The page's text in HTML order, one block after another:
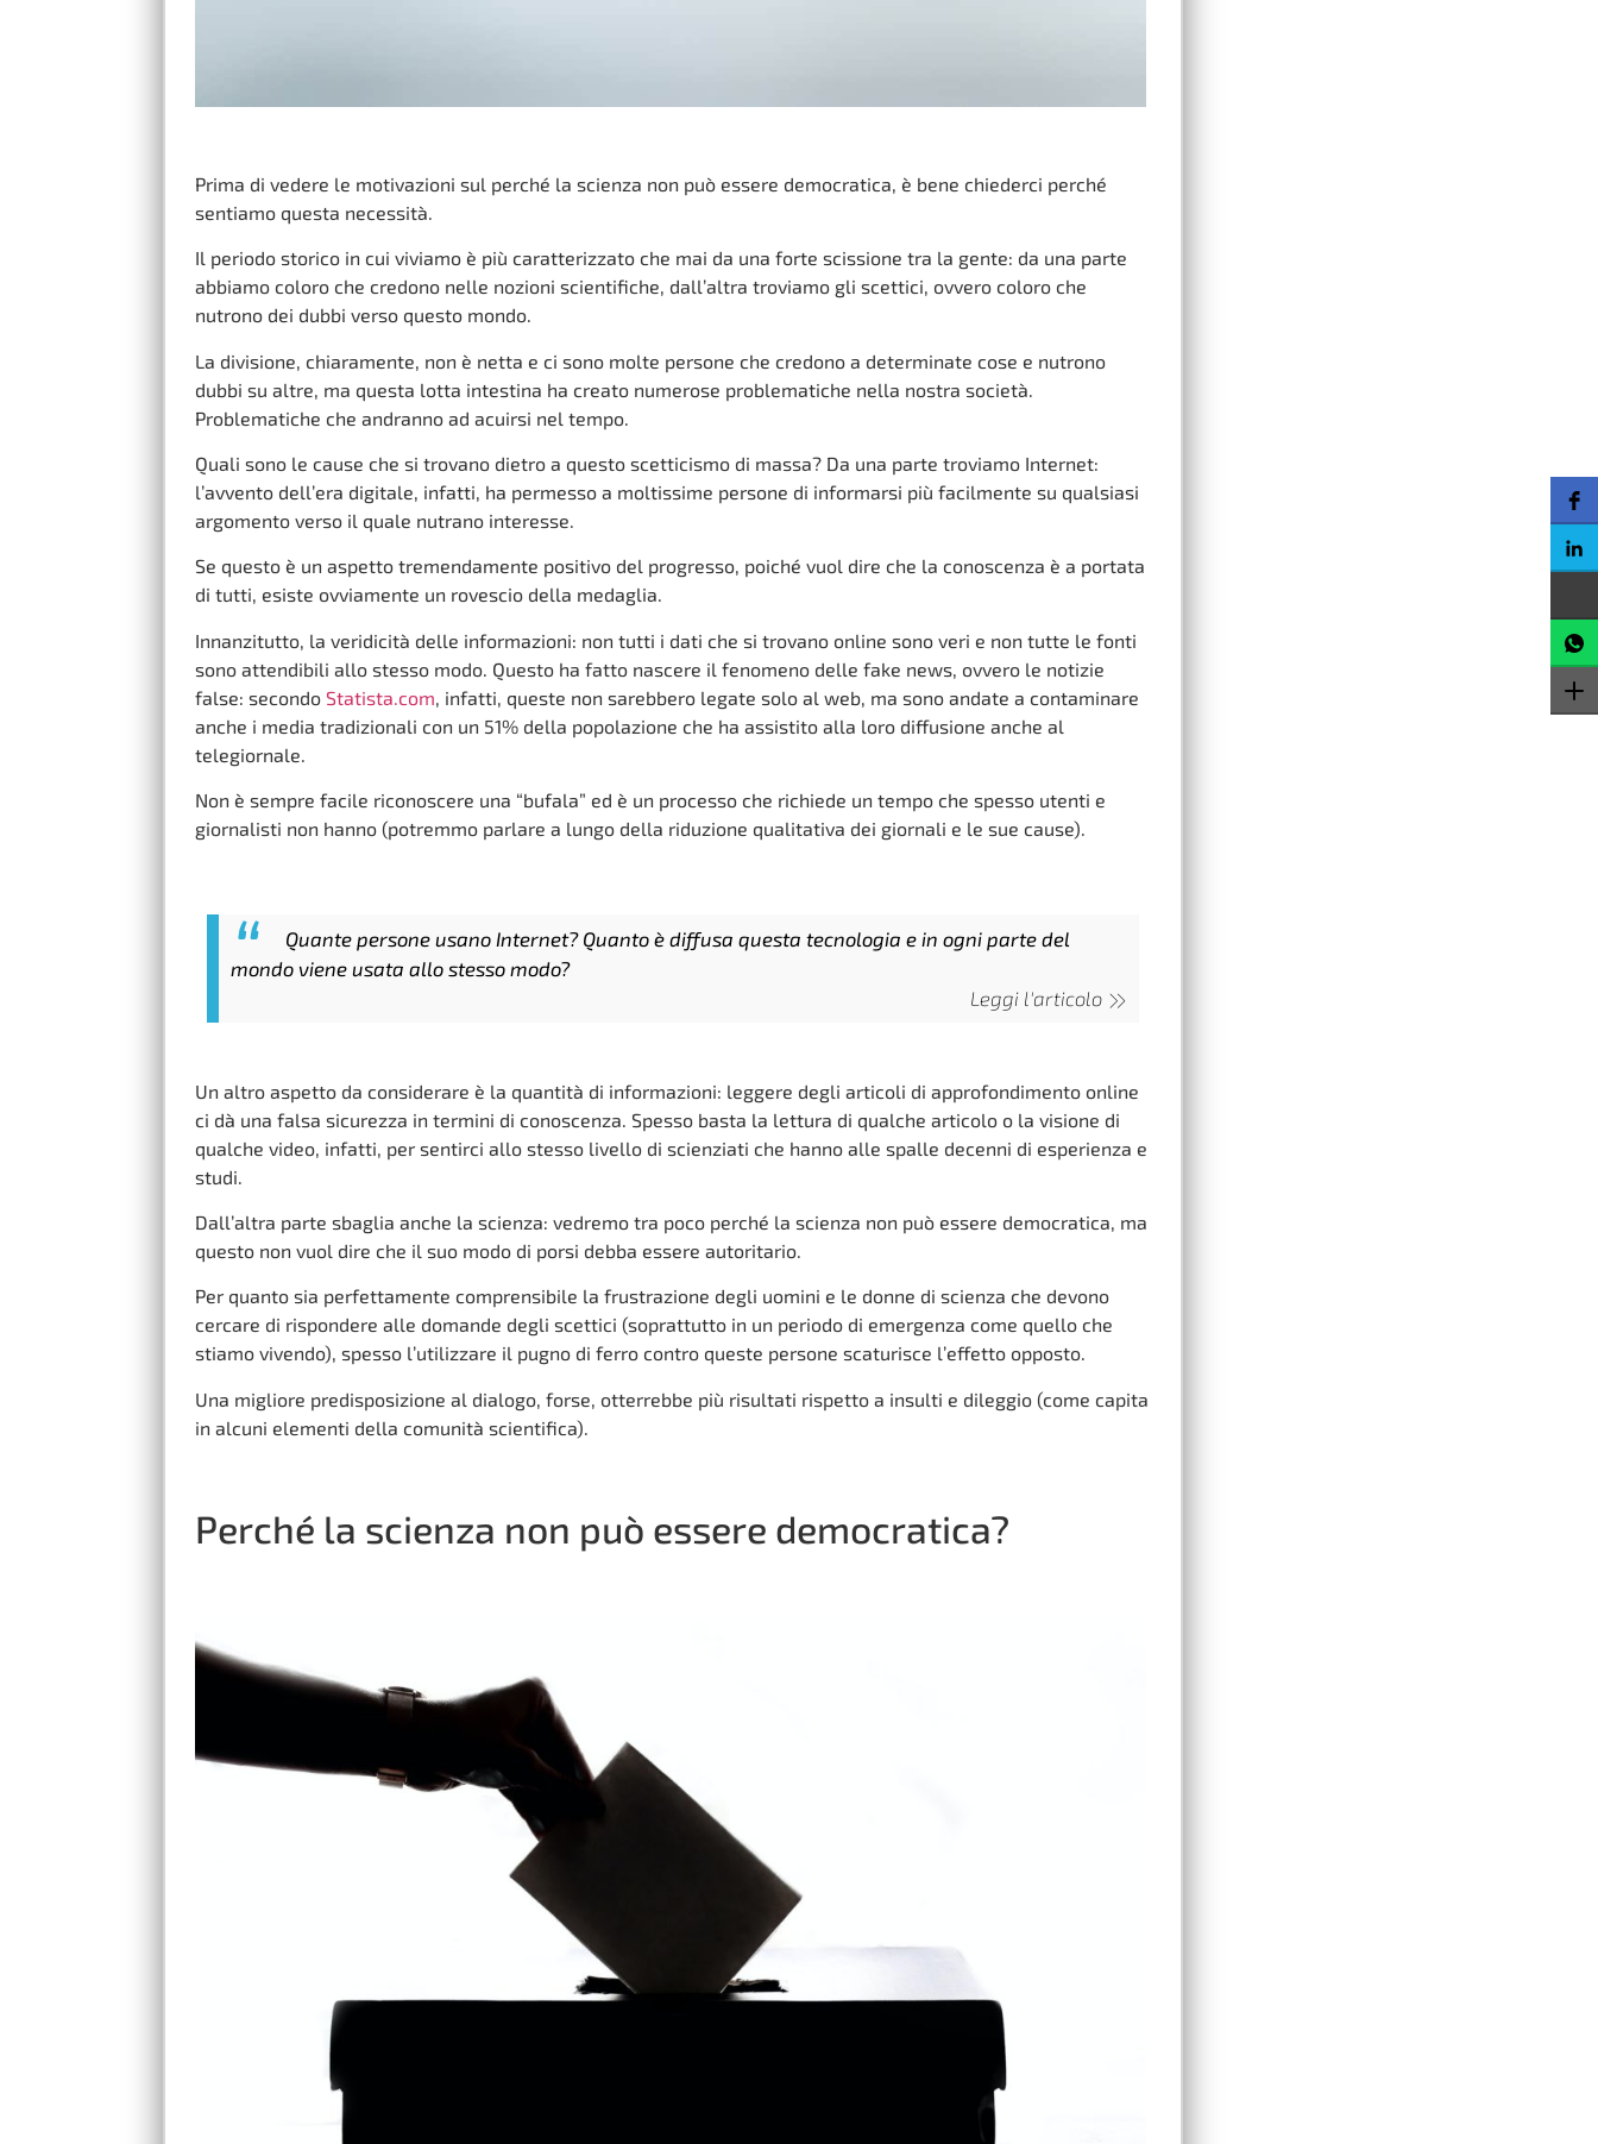
Prima di vedere le motivazioni sul perché la scienza non può essere democratica, è bene chiederci perché
sentiamo questa necessità.
Il periodo storico in cui viviamo è più caratterizzato che mai da una forte scissione tra la gente: da una parte
abbiamo coloro che credono nelle nozioni scientifiche, dall’altra troviamo gli scettici, ovvero coloro che
nutrono dei dubbi verso questo mondo.
La divisione, chiaramente, non è netta e ci sono molte persone che credono a determinate cose e nutrono
dubbi su altre, ma questa lotta intestina ha creato numerose problematiche nella nostra società.
Problematiche che andranno ad acuirsi nel tempo.
Quali sono le cause che si trovano dietro a questo scetticismo di massa? Da una parte troviamo Internet:
l’avvento dell’era digitale, infatti, ha permesso a moltissime persone di informarsi più facilmente su qualsiasi
argomento verso il quale nutrano interesse.
Se questo è un aspetto tremendamente positivo del progresso, poiché vuol dire che la conoscenza è a portata
di tutti, esiste ovviamente un rovescio della medaglia.
Innanzitutto, la veridicità delle informazioni: non tutti i dati che si trovano online sono veri e non tutte le fonti
sono attendibili allo stesso modo. Questo ha fatto nascere il fenomeno delle fake news, ovvero le notizie
false: secondo Statista.com , infatti, queste non sarebbero legate solo al web, ma sono andate a contaminare
anche i media tradizionali con un 51% della popolazione che ha assistito alla loro diffusione anche al
telegiornale.
Non è sempre facile riconoscere una “bufala” ed è un processo che richiede un tempo che spesso utenti e
giornalisti non hanno (potremmo parlare a lungo della riduzione qualitativa dei giornali e le sue cause).
Quante persone usano Internet? Quanto è diffusa questa tecnologia e in ogni parte del
mondo viene usata allo stesso modo?
Leggi l'articolo
Un altro aspetto da considerare è la quantità di informazioni: leggere degli articoli di approfondimento online
ci dà una falsa sicurezza in termini di conoscenza. Spesso basta la lettura di qualche articolo o la visione di
qualche video, infatti, per sentirci allo stesso livello di scienziati che hanno alle spalle decenni di esperienza e
studi.
Dall’altra parte sbaglia anche la scienza: vedremo tra poco perché la scienza non può essere democratica, ma
questo non vuol dire che il suo modo di porsi debba essere autoritario.
Per quanto sia perfettamente comprensibile la frustrazione degli uomini e le donne di scienza che devono
cercare di rispondere alle domande degli scettici (soprattutto in un periodo di emergenza come quello che
stiamo vivendo), spesso l’utilizzare il pugno di ferro contro queste persone scaturisce l’effetto opposto.
Una migliore predisposizione al dialogo, forse, otterrebbe più risultati rispetto a insulti e dileggio (come capita
in alcuni elementi della comunità scientifica).
Perché la scienza non può essere democratica?